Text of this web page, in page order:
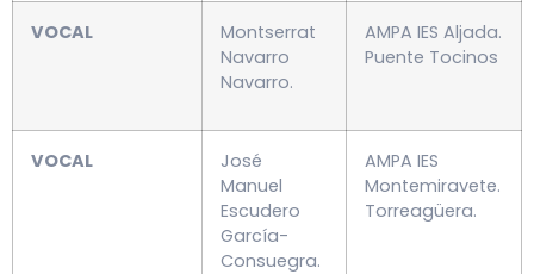
VOCAL
Montserrat
Navarro
Navarro.
AMPA IES Aljada.
Puente Tocinos
VOCAL
José
Manuel
Escudero
García-
Consuegra.
AMPA IES
Montemiravete.
Torreagüera.